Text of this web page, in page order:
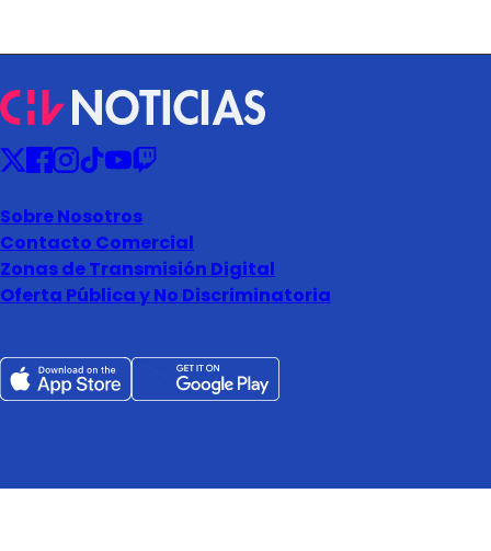
Sobre Nosotros
Contacto Comercial
Zonas de Transmisión Digital
Oferta Pública y No Discriminatoria